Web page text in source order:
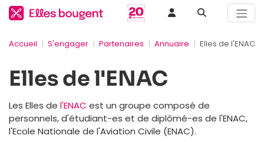
Accueil S'engager Partenaires Annuaire Elles de l'ENAC
Elles de l'ENAC
Les Elles de l'ENAC est un groupe composé de
personnels, d'étudiant-es et de diplômé-es de l'ENAC,
l'Ecole Nationale de l'Aviation Civile (ENAC).